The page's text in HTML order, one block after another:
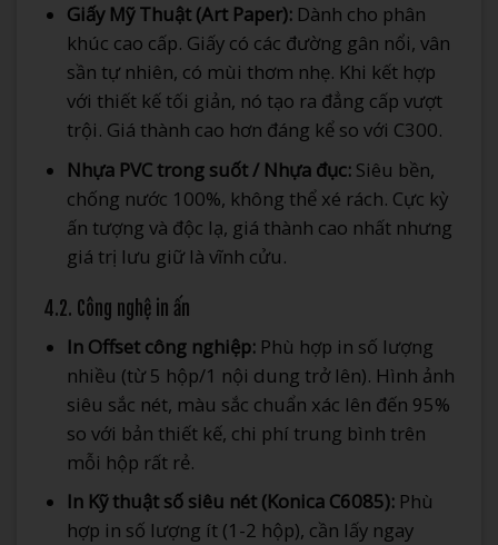
Giấy Mỹ Thuật (Art Paper):Dành cho phân
khúc cao cấp. Giấy có các đường gân nổi, vân
sần tự nhiên, có mùi thơm nhẹ. Khi kết hợp
với thiết kế tối giản, nó tạo ra đẳng cấp vượt
trội. Giá thành cao hơn đáng kể so với C300.
Nhựa PVC trong suốt / Nhựa đục:Siêu bền,
chống nước 100%, không thể xé rách. Cực kỳ
ấn tượng và độc lạ, giá thành cao nhất nhưng
giá trị lưu giữ là vĩnh cửu.
4.2. Công nghệ in ấn
In Offset công nghiệp:Phù hợp in số lượng
nhiều (từ 5 hộp/1 nội dung trở lên). Hình ảnh
siêu sắc nét, màu sắc chuẩn xác lên đến 95%
so với bản thiết kế, chi phí trung bình trên
mỗi hộp rất rẻ.
In Kỹ thuật số siêu nét (Konica C6085):Phù
hợp in số lượng ít (1-2 hộp), cần lấy ngay